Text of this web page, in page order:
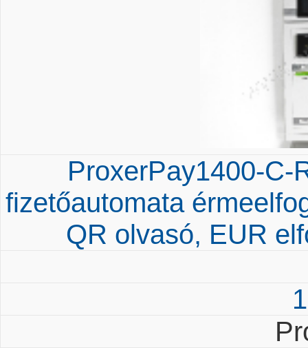
ProxerPay1400-C-
fizetőautomata
QR olvasó, EUR